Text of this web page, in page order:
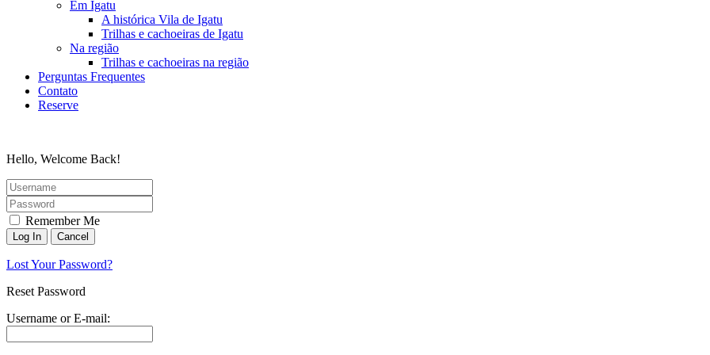
Em Igatu
A histórica Vila de Igatu
Trilhas e cachoeiras de Igatu
Na região
Trilhas e cachoeiras na região
Perguntas Frequentes
Contato
Reserve
Hello, Welcome Back!
Remember Me
Lost Your Password?
Reset Password
Username or E-mail: